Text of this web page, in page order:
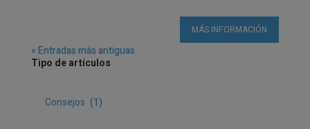
MÁS INFORMACIÓN
« Entradas más antiguas
Tipo de artículos
Consejos (1)